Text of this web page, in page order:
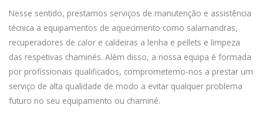
Nesse sentido, prestamos serviços de manutenção e assistência
técnica a equipamentos de aquecimento como salamandras,
recuperadores de calor e caldeiras a lenha e pellets e limpeza
das respetivas chaminés. Além disso, a nossa equipa é formada
por profissionais qualificados, comprometemo-nos a prestar um
serviço de alta qualidade de modo a evitar qualquer problema
futuro no seu equipamento ou chaminé.